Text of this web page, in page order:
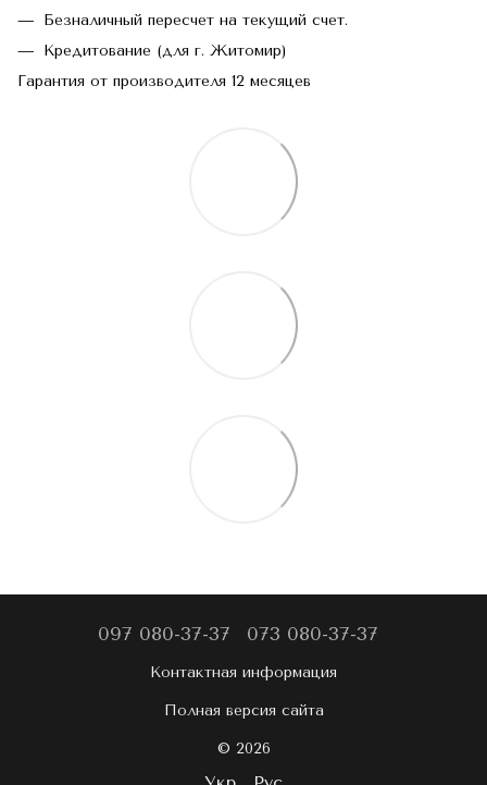
Безналичный пересчет на текущий счет.
Кредитование (для г. Житомир)
Гарантия от производителя 12 месяцев
097 080-37-37 073 080-37-37
Контактная информация
Полная версия сайта
© 2026